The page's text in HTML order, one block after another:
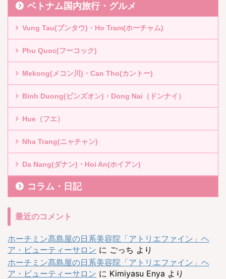
ベトナム国内旅行・グルメ
Vung Tau(ブンタウ)・Ho Tram(ホーチャム)
Phu Quoc(フーコック)
Mekong(メコン川)・Can Tho(カントー)
Binh Duong(ビンズオン)・Dong Nai（ドンナイ）
Hue（フエ）
Nha Trang(ニャチャン)
Da Nang(ダナン)・Hoi An(ホイアン)
コラム・日記
最近のコメント
ホーチミン髙島屋の日系美容院「アトリエファイン」ヘ
ア・ビューティーサロン に ごっち より
ホーチミン髙島屋の日系美容院「アトリエファイン」ヘ
ア・ビューティーサロン に Kimiyasu Enya より